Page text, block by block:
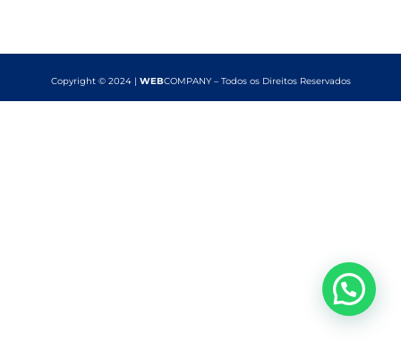
Copyright © 2024 | WEBCOMPANY – Todos os Direitos Reservados